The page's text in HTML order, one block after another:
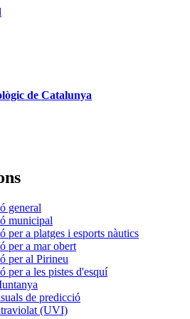
de Catalunya
general
municipal
per a platges i esports nàutics
per a mar obert
per al Pirineu
per a les pistes d'esquí
de predicció
(UVI)